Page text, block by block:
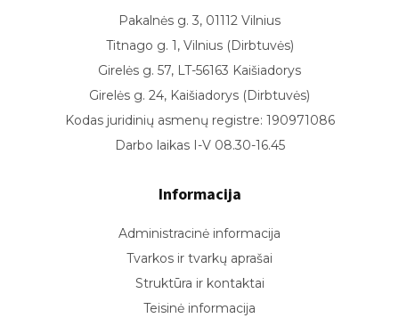
Pakalnės g. 3, 01112 Vilnius
Titnago g. 1, Vilnius (Dirbtuvės)
Girelės g. 57, LT-56163 Kaišiadorys
Girelės g. 24, Kaišiadorys (Dirbtuvės)
Kodas juridinių asmenų registre: 190971086
Darbo laikas I-V 08.30-16.45
Informacija
Administracinė informacija
Tvarkos ir tvarkų aprašai
Struktūra ir kontaktai
Teisinė informacija